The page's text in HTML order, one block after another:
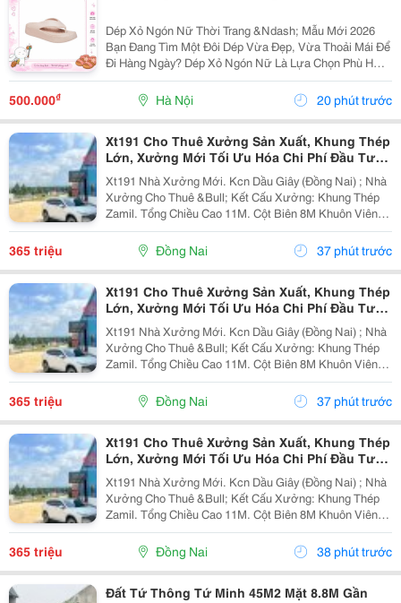
Dép Xỏ Ngón Nữ Thời Trang &Ndash; Mẫu Mới 2026
Bạn Đang Tìm Một Đôi Dép Vừa Đẹp, Vừa Thoải Mái Để
Đi Hàng Ngày? Dép Xỏ Ngón Nữ Là Lựa Chọn Phù Hợp
Cho Những Ngày Đi Chơi, Đi Biển, Dạo Phố Hoặc Sử
Dụng Thường Xuyên. ✅ Thiết Kế Thanh Lịch, Trẻ...
500.000₫ Hà Nội 20 phút trước
Xt191 Cho Thuê Xưởng Sản Xuất, Khung Thép
Lớn, Xưởng Mới Tối Ưu Hóa Chi Phí Đầu Tư
Sx
Xt191 Nhà Xưởng Mới. Kcn Dầu Giây (Đồng Nai) ; Nhà
Xưởng Cho Thuê &Bull; Kết Cấu Xưởng: Khung Thép
Zamil. Tổng Chiều Cao 11M. Cột Biên 8M Khuôn Viên
4700M2 ( 42M X 112M ) &Bull; Dt Nx Sản Xuất : 38M X
91M ( 3480 M&Sup2; ) &Bull; Dt Văn Phòng...
365 triệu Đồng Nai 37 phút trước
Xt191 Cho Thuê Xưởng Sản Xuất, Khung Thép
Lớn, Xưởng Mới Tối Ưu Hóa Chi Phí Đầu Tư
Sx
Xt191 Nhà Xưởng Mới. Kcn Dầu Giây (Đồng Nai) ; Nhà
Xưởng Cho Thuê &Bull; Kết Cấu Xưởng: Khung Thép
Zamil. Tổng Chiều Cao 11M. Cột Biên 8M Khuôn Viên
4700M2 ( 42M X 112M ) &Bull; Dt Nx Sản Xuất : 38M X
91M ( 3480 M&Sup2; ) &Bull; Dt Văn Phòng...
365 triệu Đồng Nai 37 phút trước
Xt191 Cho Thuê Xưởng Sản Xuất, Khung Thép
Lớn, Xưởng Mới Tối Ưu Hóa Chi Phí Đầu Tư
Sx
Xt191 Nhà Xưởng Mới. Kcn Dầu Giây (Đồng Nai) ; Nhà
Xưởng Cho Thuê &Bull; Kết Cấu Xưởng: Khung Thép
Zamil. Tổng Chiều Cao 11M. Cột Biên 8M Khuôn Viên
4700M2 ( 42M X 112M ) &Bull; Dt Nx Sản Xuất : 38M X
91M ( 3480 M&Sup2; ) &Bull; Dt Văn Phòng...
365 triệu Đồng Nai 38 phút trước
Đất Tứ Thông Tứ Minh 45M2 Mặt 8.8M Gần